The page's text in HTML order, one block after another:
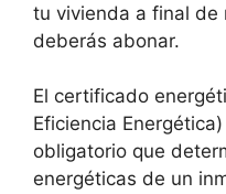
tu vivienda a final de
deberás abonar.
El certificado
Eficiencia
obligatorio que
energéticas de un